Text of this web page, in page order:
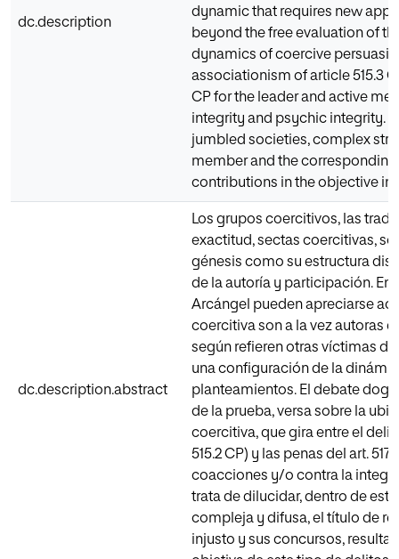
dc.description
dynamic that requires new
beyond the free evaluation of
dynamics of coercive
associationism of article 515.3
CP for the leader and active
integrity and psychic integrity.
jumbled societies, complex
member and the
contributions in the objective
dc.description.abstract
Los grupos coercitivos, las
exactitud, sectas coercitivas,
génesis como su estructura
de la autoría y participación. En
Arcángel pueden apreciarse
coercitiva son a la vez autoras
según refieren otras víctimas
una configuración de la
planteamientos. El debate
de la prueba, versa sobre la
coercitiva, que gira entre el
515.2 CP) y las penas del art.
coacciones y/o contra la
trata de dilucidar, dentro de
compleja y difusa, el título de
injusto y sus concursos,